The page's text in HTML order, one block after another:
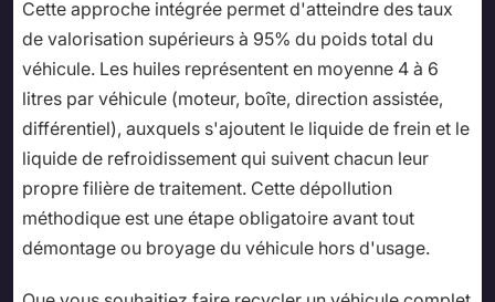
Cette approche intégrée permet d'atteindre des taux
de valorisation supérieurs à 95% du poids total du
véhicule. Les huiles représentent en moyenne 4 à 6
litres par véhicule (moteur, boîte, direction assistée,
différentiel), auxquels s'ajoutent le liquide de frein et le
liquide de refroidissement qui suivent chacun leur
propre filière de traitement. Cette dépollution
méthodique est une étape obligatoire avant tout
démontage ou broyage du véhicule hors d'usage.